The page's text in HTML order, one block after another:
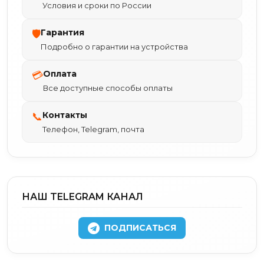
Условия и сроки по России
🛡Гарантия
Подробно о гарантии на устройства
💳Оплата
Все доступные способы оплаты
📞Контакты
Телефон, Telegram, почта
НАШ TELEGRAM КАНАЛ
ПОДПИСАТЬСЯ